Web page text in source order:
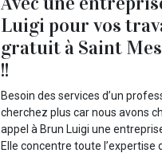
Luigi pour vos
gratuit à Saint
!!
Besoin des services d’un
cherchez plus car nous avons
appel à Brun Luigi une
Elle concentre toute l’expertise